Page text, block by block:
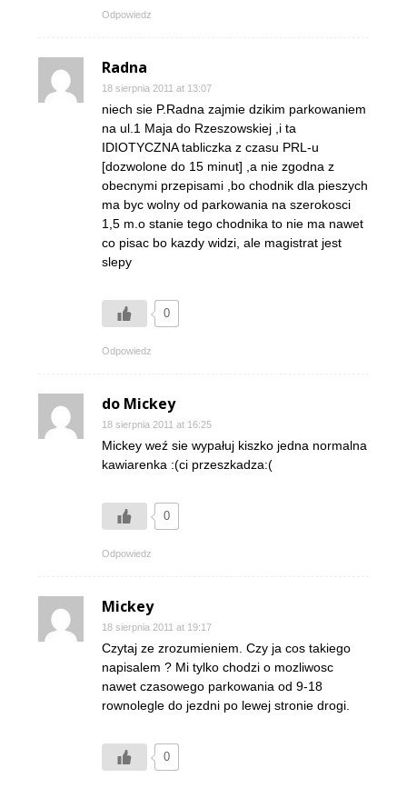
Odpowiedz
Radna
18 sierpnia 2011 at 13:07
niech sie P.Radna zajmie dzikim parkowaniem
na ul.1 Maja do Rzeszowskiej ,i ta
IDIOTYCZNA tabliczka z czasu PRL-u
[dozwolone do 15 minut] ,a nie zgodna z
obecnymi przepisami ,bo chodnik dla pieszych
ma byc wolny od parkowania na szerokosci
1,5 m.o stanie tego chodnika to nie ma nawet
co pisac bo kazdy widzi, ale magistrat jest
slepy
0
Odpowiedz
do Mickey
18 sierpnia 2011 at 16:25
Mickey weź sie wypałuj kiszko jedna normalna
kawiarenka :(ci przeszkadza:(
0
Odpowiedz
Mickey
18 sierpnia 2011 at 19:17
Czytaj ze zrozumieniem. Czy ja cos takiego
napisalem ? Mi tylko chodzi o mozliwosc
nawet czasowego parkowania od 9-18
rownolegle do jezdni po lewej stronie drogi.
0